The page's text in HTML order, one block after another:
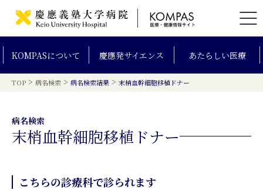
KOMPASについて 慶應発サイエンス あたらしい医療
TOP > 病名検索 > 病名検索結果 > 末梢血幹細胞移植ドナー
病名検索
末梢血幹細胞移植ドナー
こちらの診療科で診られます